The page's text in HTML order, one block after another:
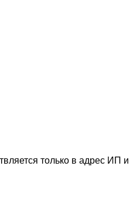
только в адрес ИП и